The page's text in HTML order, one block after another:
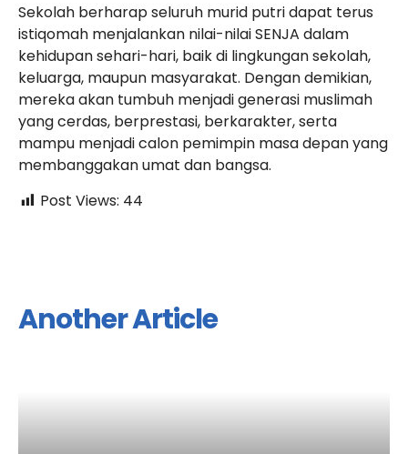
Sekolah berharap seluruh murid putri dapat terus
istiqomah menjalankan nilai-nilai SENJA dalam
kehidupan sehari-hari, baik di lingkungan sekolah,
keluarga, maupun masyarakat. Dengan demikian,
mereka akan tumbuh menjadi generasi muslimah
yang cerdas, berprestasi, berkarakter, serta
mampu menjadi calon pemimpin masa depan yang
membanggakan umat dan bangsa.
Post Views: 44
Another Article